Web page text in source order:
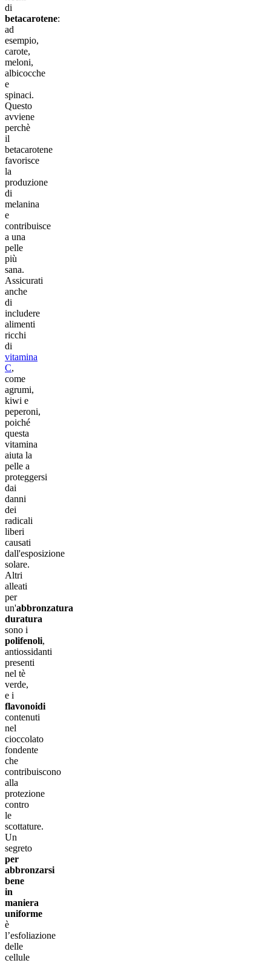
di
betacarotene:
ad
esempio,
carote,
meloni,
albicocche
e
spinaci.
Questo
avviene
perchè
il
betacarotene
favorisce
la
produzione
di
melanina
e
contribuisce
a una
pelle
più
sana.
Assicurati
anche
di
includere
alimenti
ricchi
di
vitamina
C,
come
agrumi,
kiwi e
peperoni,
poiché
questa
vitamina
aiuta la
pelle a
proteggersi
dai
danni
dei
radicali
liberi
causati
dall'esposizione
solare.
Altri
alleati
per
un'abbronzatura
duratura
sono i
polifenoli,
antiossidanti
presenti
nel tè
verde,
e i
flavonoidi
contenuti
nel
cioccolato
fondente
che
contribuiscono
alla
protezione
contro
le
scottature.
Un
segreto
per
abbronzarsi
bene
in
maniera
uniforme
è
l’esfoliazione
delle
cellule